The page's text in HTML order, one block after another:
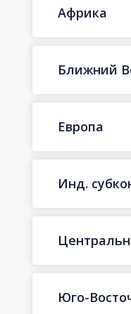
Африка
Ближний
Европа
Инд.
Юго-